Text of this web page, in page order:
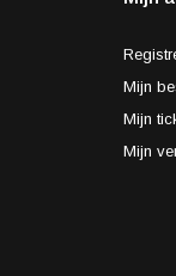
Mijn
Mijn
Mijn